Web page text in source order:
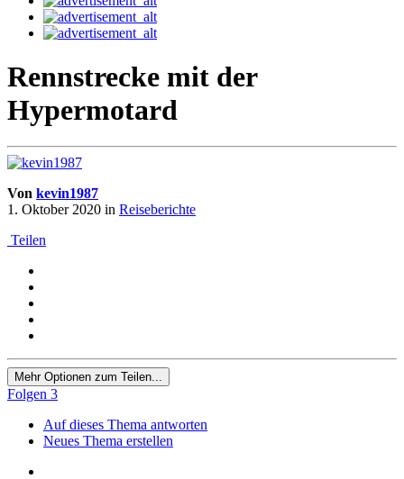
Rennstrecke mit der
Hypermotard
Von kevin1987
1. Oktober 2020 in Reiseberichte
Teilen
Mehr Optionen zum Teilen...
Folgen 3
Auf dieses Thema antworten
Neues Thema erstellen